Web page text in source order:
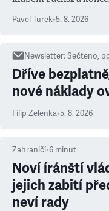
ale atmosféra
Pavel Turek•5. 8. 2026
Newsletter:Sečteno,
Dříve
nové náklady
Filip Zelenka•5. 8. 2026
Zahraničí•6 minut
Noví íránští
jejich zabití
neví rady